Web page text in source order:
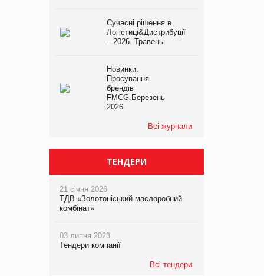
Сучасні рішення в
Логістиці&Дистрибуції
– 2026. Травень
Новинки.
Просування
брендів
FMCG.Березень
2026
Всі журнали
ТЕНДЕРИ
21 січня 2026
ТДВ «Золотоніський маслоробний
комбінат»
03 липня 2023
Тендери компанії
Всі тендери